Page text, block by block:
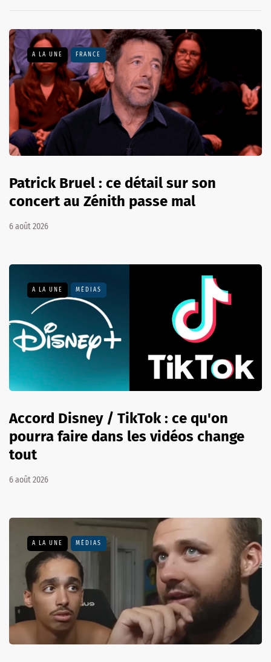
A LA UNE FRANCE
Patrick Bruel : ce détail sur son
concert au Zénith passe mal
6 août 2026
A LA UNE MÉDIAS
Accord Disney / TikTok : ce qu'on
pourra faire dans les vidéos change
tout
6 août 2026
A LA UNE MÉDIAS